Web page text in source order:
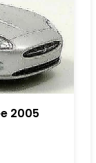
2005